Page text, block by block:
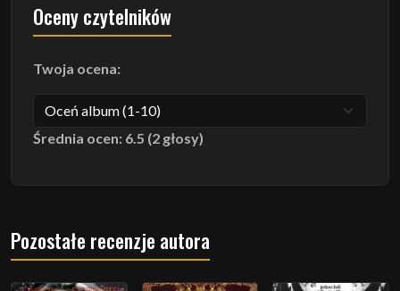
Oceny czytelników
Twoja ocena:
Średnia ocen: 6.5 (2 głosy)
Pozostałe recenzje autora